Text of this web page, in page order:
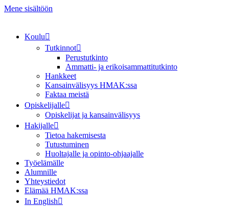
Mene sisältöön
Koulu
Tutkinnot
Perustutkinto
Ammatti- ja erikoisammattitutkinto
Hankkeet
Kansainvälisyys HMAK:ssa
Faktaa meistä
Opiskelijalle
Opiskelijat ja kansainvälisyys
Hakijalle
Tietoa hakemisesta
Tutustuminen
Huoltajalle ja opinto-ohjaajalle
Työelämälle
Alumnille
Yhteystiedot
Elämää HMAK:ssa
In English